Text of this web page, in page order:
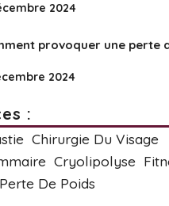
2024
provoquer une perte
2024
:
Chirurgie Du Visage
Cryolipolyse
Perte De Poids